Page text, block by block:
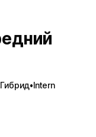
Гибрид•Intern